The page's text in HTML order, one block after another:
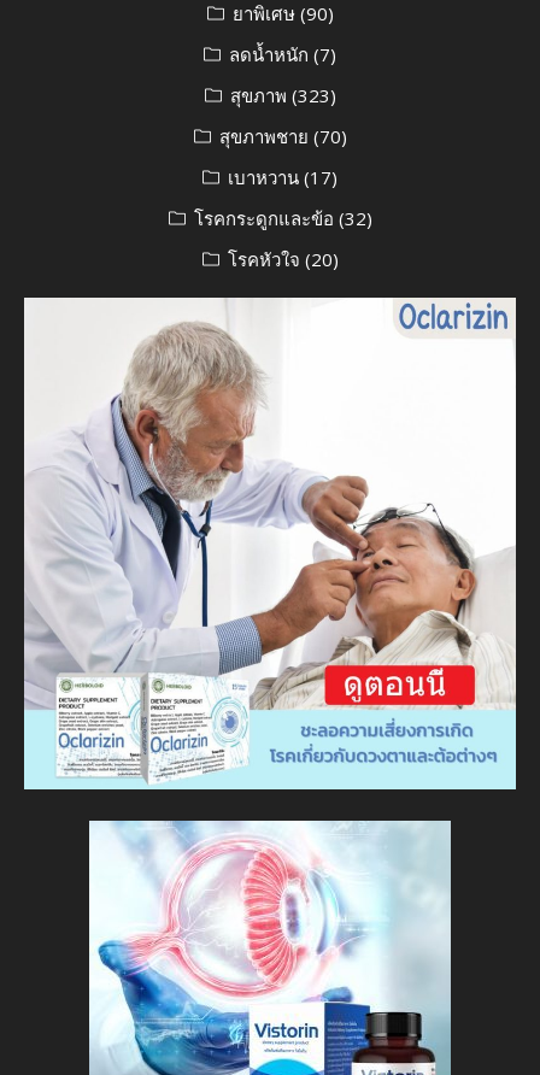
ยาพิเศษ(90)
ลดน้ำหนัก (7)
สุขภาพ (323)
สุขภาพชาย (70)
เบาหวาน (17)
โรคกระดูกและข้อ (32)
โรคหัวใจ (20)